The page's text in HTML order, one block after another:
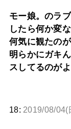
モー娘。のラ
したら何か変
何気に観たの
明らかにガキ
スしてるのが
18: 2019/08/04(